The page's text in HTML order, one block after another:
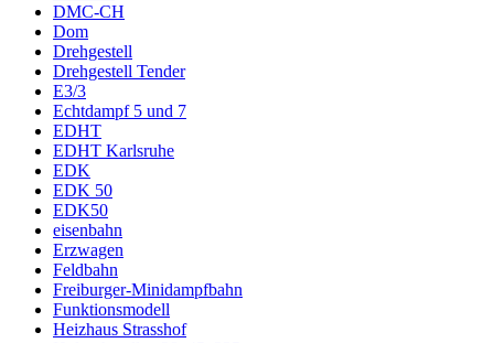
DMC-CH
Dom
Drehgestell
Drehgestell Tender
E3/3
Echtdampf 5 und 7
EDHT
EDHT Karlsruhe
EDK
EDK 50
EDK50
eisenbahn
Erzwagen
Feldbahn
Freiburger-Minidampfbahn
Funktionsmodell
Heizhaus Strasshof